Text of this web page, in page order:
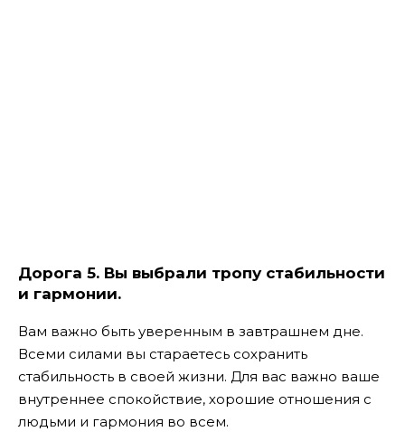
Дорога 5. Вы выбрали тропу стабильности
и гармонии.
Вам важно быть уверенным в завтрашнем дне.
Всеми силами вы стараетесь сохранить
стабильность в своей жизни. Для вас важно ваше
внутреннее спокойствие, хорошие отношения с
людьми и гармония во всем.